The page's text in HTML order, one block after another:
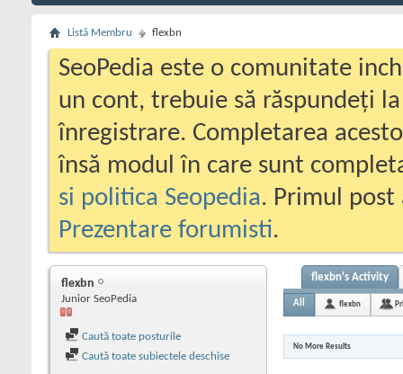
Listă Membru flexbn
SeoPedia este o comunitate
un cont, trebuie să răspundeți
înregistrare. Completarea
însă modul în care sunt
si politica Seopedia. Primul
Prezentare forumisti.
flexbn
Junior SeoPedia
Caută toate posturile
Caută toate subiectele deschise
flexbn's Activity
All flexbn
No More Results